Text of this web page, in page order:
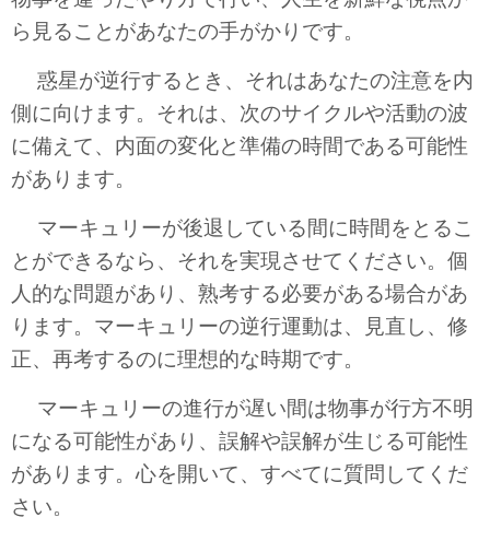
ら見ることがあなたの手がかりです。
惑星が逆行するとき、それはあなたの注意を内
側に向けます。それは、次のサイクルや活動の波
に備えて、内面の変化と準備の時間である可能性
があります。
マーキュリーが後退している間に時間をとるこ
とができるなら、それを実現させてください。個
人的な問題があり、熟考する必要がある場合があ
ります。マーキュリーの逆行運動は、見直し、修
正、再考するのに理想的な時期です。
マーキュリーの進行が遅い間は物事が行方不明
になる可能性があり、誤解や誤解が生じる可能性
があります。心を開いて、すべてに質問してくだ
さい。